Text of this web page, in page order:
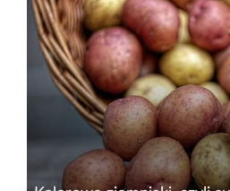
restytucją
Laboratorium Pomorskiego
Technologicznego Gdynia
jednego z najbardziej